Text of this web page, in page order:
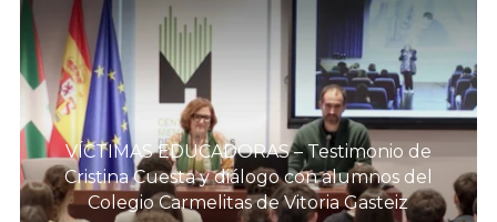
VÍCTIMAS EDUCADORAS – Testimonio de
Cristina Cuesta y diálogo con alumnos del
Colegio Carmelitas de Vitoria Gasteiz